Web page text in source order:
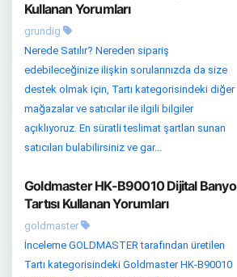
Kullanan Yorumları
grundig
Nerede Satılır? Nereden sipariş
edebileceğinize ilişkin sorularınızda da size
destek olmak için, Tartı kategorisindeki diğer
mağazalar ve satıcılar ile ilgili bilgiler
açıklıyoruz. En süratli teslimat şartları sunan
satıcıları bulabilirsiniz ve gar...
Goldmaster HK-B90010 Dijital Banyo
Tartısı Kullanan Yorumları
goldmaster
İnceleme GOLDMASTER tarafından üretilen
Tartı kategorisindeki Goldmaster HK-B90010